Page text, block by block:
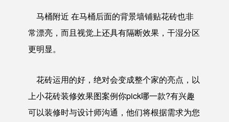
马桶附近 在马桶后面的背景墙铺贴花砖也非
常漂亮，而且视觉上还具有隔断效果，干湿分区
更明显。
花砖运用的好，绝对会变成整个家的亮点，以
上小花砖装修效果图案例你pick哪一款?有兴趣
可以装修时与设计师沟通，他们将根据需求为您